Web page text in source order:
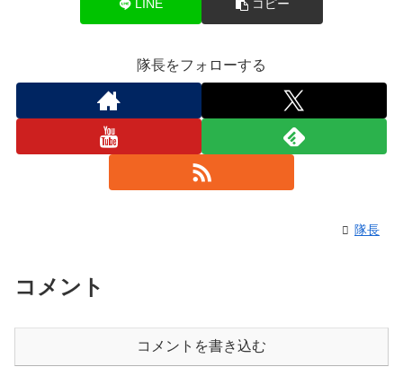
LINE コピー
隊長をフォローする
隊長
コメント
コメントを書き込む